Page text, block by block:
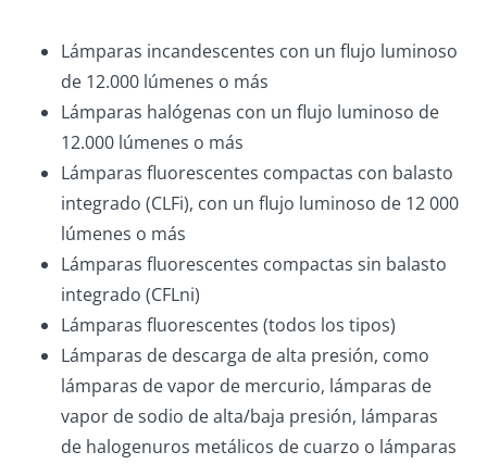
Lámparas incandescentes con un flujo luminoso
de 12.000 lúmenes o más
Lámparas halógenas con un flujo luminoso de
12.000 lúmenes o más
Lámparas fluorescentes compactas con balasto
integrado (CLFi), con un flujo luminoso de 12 000
lúmenes o más
Lámparas fluorescentes compactas sin balasto
integrado (CFLni)
Lámparas fluorescentes (todos los tipos)
Lámparas de descarga de alta presión, como
lámparas de vapor de mercurio, lámparas de
vapor de sodio de alta/baja presión, lámparas
de halogenuros metálicos de cuarzo o lámparas